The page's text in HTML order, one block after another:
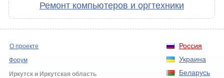
Ремонт компьютеров и оргтехники
Россия
Украина
Беларусь
О проекте
Форум
Иркутск и Иркутская область